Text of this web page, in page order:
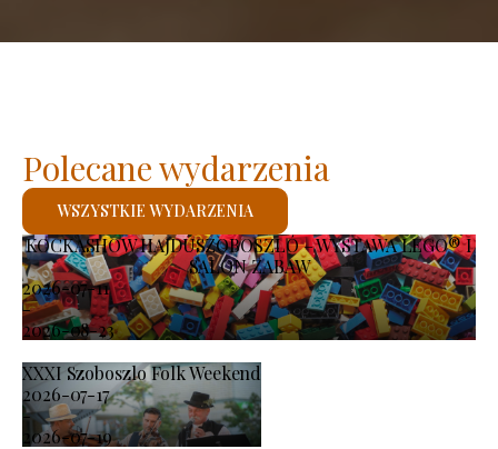
KOCKASHOW HAJDÚSZOBOSZLÓ – WYSTAWA LEGO® I
SALON ZABAW
2026-07-11
-
2026-08-23
XXXI Szoboszlo Folk Weekend
2026-07-17
-
2026-07-19
Polecane wydarzenia
WSZYSTKIE WYDARZENIA